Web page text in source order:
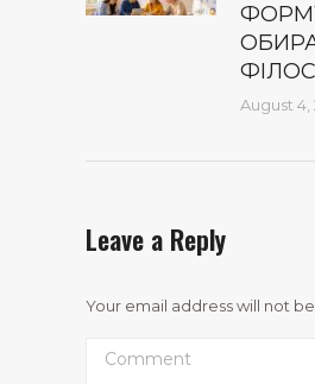
August 4,
Leave a Reply
Your email address will not
Comment